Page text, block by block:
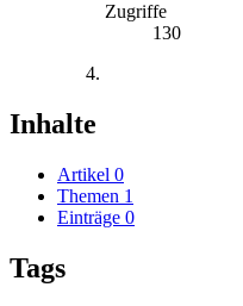
Zugriffe
130
Inhalte
Artikel 0
Themen 1
Einträge 0
Tags